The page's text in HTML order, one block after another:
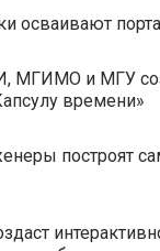
осваивают
МГИМО и МГУ
времени»
построят